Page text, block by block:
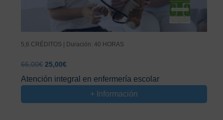
5,6 CRÉDITOS | Duración: 40 HORAS
66,00€ El
precio
original
66,00€.
25,00€El
precio
actual
25,00€.
Atención integral en enfermería escolar
+ Información